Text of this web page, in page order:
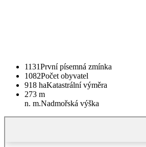
1131První písemná zmínka
1082Počet obyvatel
918 haKatastrální výměra
273 m
n. m.Nadmořská výška